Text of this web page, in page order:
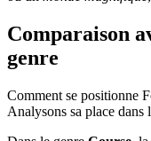
Comparaison
genre
Comment se positionne
Analysons sa place dans